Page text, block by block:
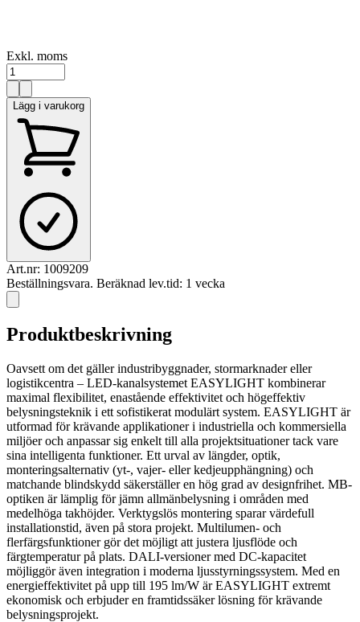
Exkl. moms
Lägg i varukorg
Art.nr: 1009209
Beställningsvara. Beräknad lev.tid: 1 vecka
Produktbeskrivning
Oavsett om det gäller industribyggnader, stormarknader eller
logistikcentra – LED-kanalsystemet EASYLIGHT kombinerar
maximal flexibilitet, enastående effektivitet och högeffektiv
belysningsteknik i ett sofistikerat modulärt system. EASYLIGHT är
utformad för krävande applikationer i industriella och kommersiella
miljöer och anpassar sig enkelt till alla projektsituationer tack vare
sina intelligenta funktioner. Ett urval av längder, optik,
monteringsalternativ (yt-, vajer- eller kedjeupphängning) och
matchande blindskydd säkerställer en hög grad av designfrihet. MB-
optiken är lämplig för jämn allmänbelysning i områden med
medelhöga takhöjder. Verktygslös montering sparar värdefull
installationstid, även på stora projekt. Multilumen- och
flerfärgsfunktioner gör det möjligt att justera ljusflöde och
färgtemperatur på plats. DALI-versioner med DC-kapacitet
möjliggör även integration i moderna ljusstyrningssystem. Med en
energieffektivitet på upp till 195 lm/W är EASYLIGHT extremt
ekonomisk och erbjuder en framtidssäker lösning för krävande
belysningsprojekt.